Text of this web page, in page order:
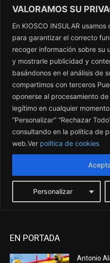
EN PORTADA
Antonio